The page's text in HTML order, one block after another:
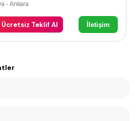
- Ankara
Ücretsiz Teklif Al İletişim